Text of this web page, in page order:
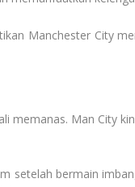
Manchester City
memanas. Man City
setelah bermain